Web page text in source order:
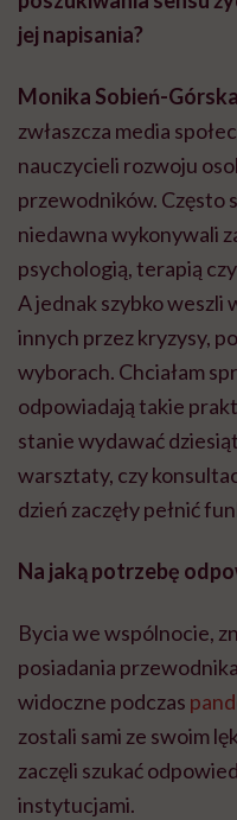
jej napisania?
Monika Sobień-
zwłaszcza media
nauczycieli rozwoju
przewodników. Często
niedawna wykonywali
psychologią, terapią
A jednak szybko weszli
innych przez kryzysy,
wyborach. Chciałam
odpowiadają takie
stanie wydawać
warsztaty, czy
dzień zaczęły pełnić
Na jaką potrzebę
Bycia we wspólnocie,
posiadania
widoczne podczas
zostali sami ze swoim
zaczęli szukać
instytucjami.